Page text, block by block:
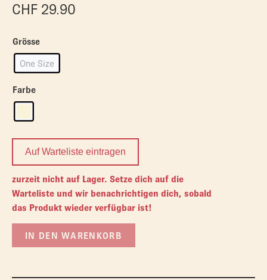
CHF 29.90
Grösse
One Size
Farbe
Auf Warteliste eintragen
zurzeit nicht auf Lager. Setze dich auf die
Warteliste und wir benachrichtigen dich, sobald
das Produkt wieder verfügbar ist!
IN DEN WARENKORB